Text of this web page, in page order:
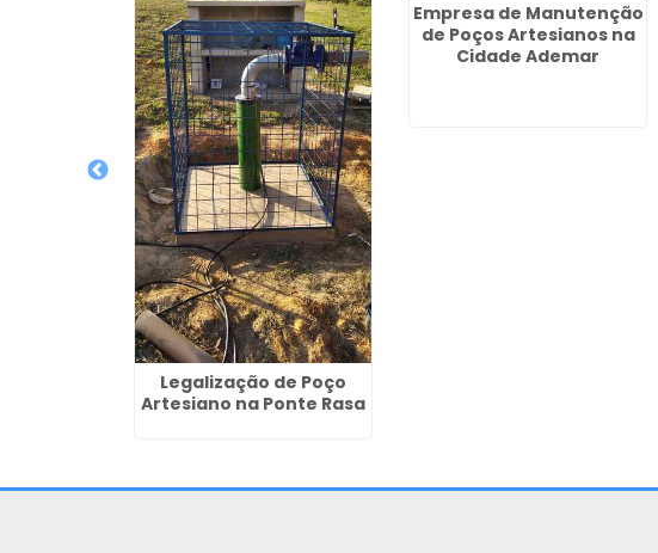
Legalização de Poço
Artesiano na Ponte Rasa
Empresa de Manutenção
de Poços Artesianos na
Cidade Ademar